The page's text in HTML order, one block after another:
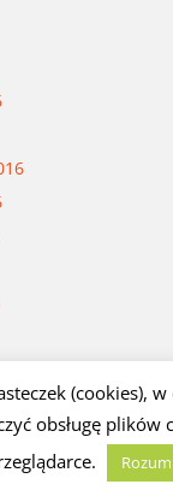
(cookies),
obsługę plików